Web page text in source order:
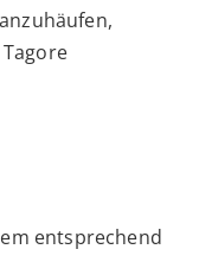
entsprechend